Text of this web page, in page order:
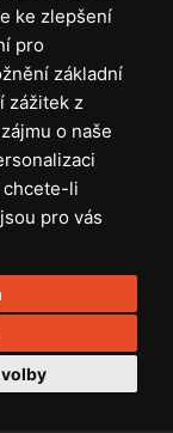
ke zlepšení
pro
základní
zážitek z
o naše
chcete-li
pro vás